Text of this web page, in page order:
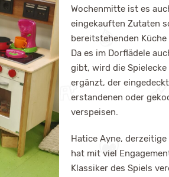
Wochenmitte ist es
eingekauften Zutaten
bereitstehenden
Da es im Dorflädele
gibt, wird die
ergänzt, der
erstandenen oder
verspeisen.
Hatice Ayne,
hat mit viel
Klassiker des Spiels